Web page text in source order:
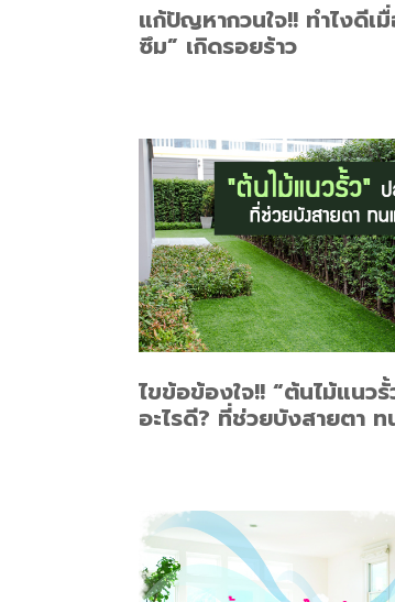
แก้ปัญหากวนใจ!! ทำไงดีเ
ซึม” เกิดรอยร้าว
ไขข้อข้องใจ!! “ต้นไม้แนว
อะไรดี? ที่ช่วยบังสายตา